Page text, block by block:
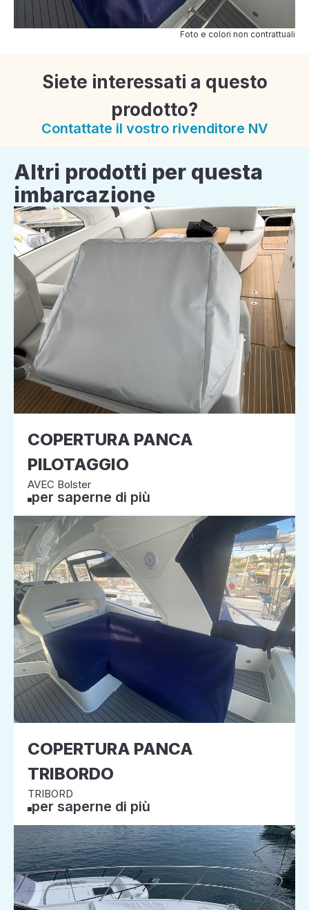
Foto e colori non contrattuali
Siete interessati a questo
prodotto?
Contattate il vostro rivenditore NV
Altri prodotti per questa
imbarcazione
COPERTURA PANCA
PILOTAGGIO
AVEC Bolster
per saperne di più
COPERTURA PANCA
TRIBORDO
TRIBORD
per saperne di più